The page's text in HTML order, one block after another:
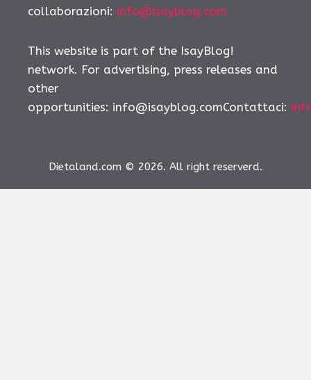
collaborazioni: info@isayblog.com
This website is part of the IsayBlog!
network. For advertising, press releases and
other
opportunities: info@isayblog.comContattaci:
Dietaland.com © 2026. All right reserverd.